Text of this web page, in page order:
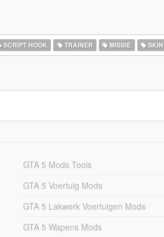
SCRIPT HOOK TRAINER MISSIE SKIN
GTA 5 Mods Tools
GTA 5 Voertuig Mods
GTA 5 Lakwerk Voertuigen Mods
GTA 5 Wapens Mods